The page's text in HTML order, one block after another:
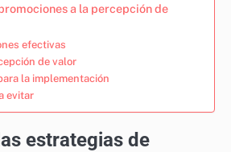
a la percepción de
efectivas
de valor
la implementación
evitar
estrategias de